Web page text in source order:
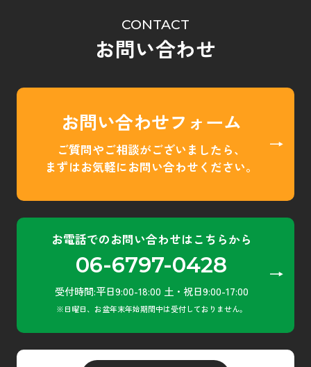
CONTACT
お問い合わせ
お問い合わせフォーム
ご質問やご相談がございましたら、
まずはお気軽にお問い合わせください。
​お電話でのお問い合わせはこちらから
06-6797-0428
​受付時間:平日9:00-18:00 土・祝日9:00-17:00
​※日曜日、お盆年末年始期間中は受付しておりません。